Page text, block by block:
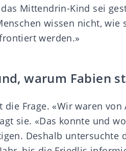
Mittendrin-Kind sei
wissen nicht, wie
werden.»
warum Fabien
Frage. «Wir waren von
sie. «Das konnte und
Deshalb untersuchte